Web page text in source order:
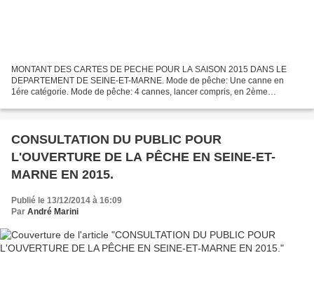
MONTANT DES CARTES DE PECHE POUR LA SAISON 2015 DANS LE
DEPARTEMENT DE SEINE-ET-MARNE. Mode de pêche: Une canne en
1ére catégorie. Mode de pêche: 4 cannes, lancer compris, en 2ème
CONSULTATION DU PUBLIC POUR
L'OUVERTURE DE LA PÊCHE EN SEINE-ET-
MARNE EN 2015.
Publié le 13/12/2014 à 16:09
Par André Marini